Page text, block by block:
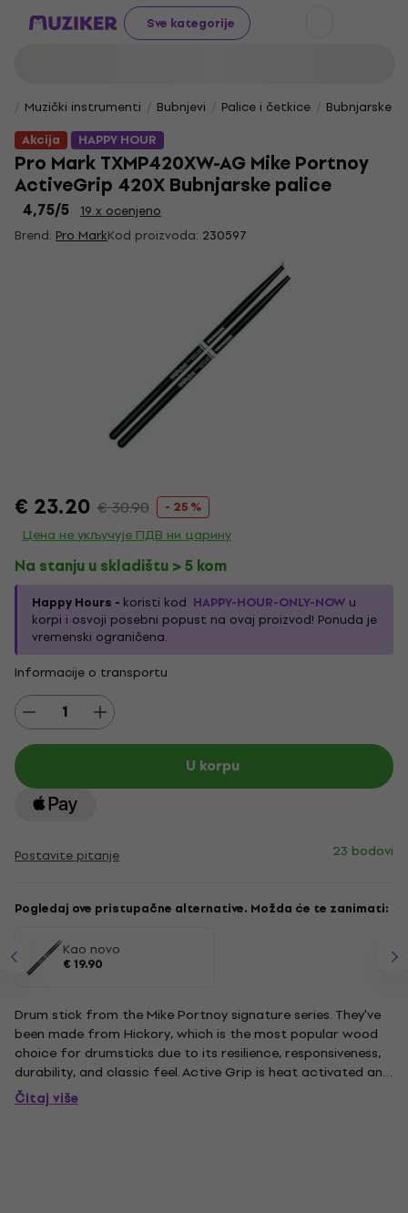
Sve kategorije
Muzički instrumenti Bubnjevi Palice i četkice
Bubnjarske
HAPPY HOUR
Akcija
Pro Mark TXMP420XW-AG Mike Portnoy
ActiveGrip 420X Bubnjarske palice
4,75/5
19 x ocenjeno
Brend: Pro MarkKod proizvoda: 230597
€ 23.20 € 30.90 - 25 %
Цена не укључује ПДВ ни царину
Na stanju u skladištu > 5 kom
Happy Hours - koristi kod HAPPY-HOUR-ONLY-NOW u
korpi i osvoji posebni popust na ovaj proizvod! Ponuda je
vremenski ograničena.
Informacije o transportu
U korpu
Postavite pitanje 23 bodovi
Pogledaj ove pristupačne alternative. Možda će te zanimati:
Kao novo
€ 19.90
Drum stick from the Mike Portnoy signature series. They've
been made from Hickory, which is the most popular wood
choice for drumsticks due to its resilience, responsiveness,
durability, and classic feel. Active Grip is heat activated and
gets tackier as hands sweat and body temperature rises.
Length: 41,9 cm. Diameter: .565 ''.
Čitaj više